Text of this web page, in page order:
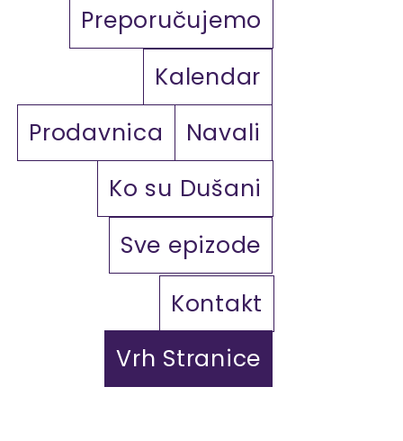
Preporučujemo
Kalendar
Prodavnica
Navali
Ko su Dušani
Sve epizode
Kontakt
Vrh Stranice